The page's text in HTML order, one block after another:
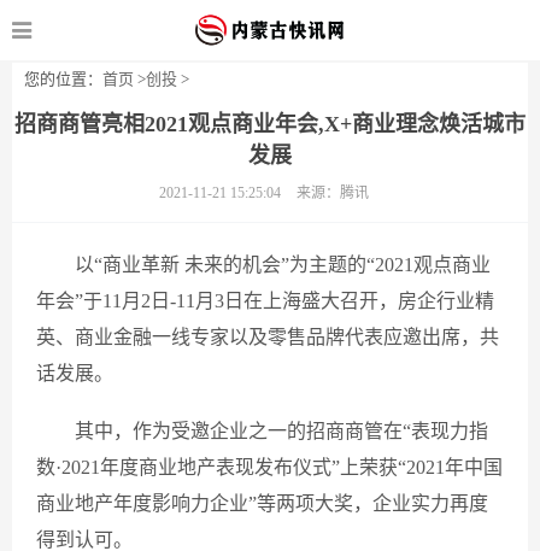
您的位置： 首页 >创投 >
招商商管亮相2021观点商业年会,X+商业理念焕活城市
发展
2021-11-21 15:25:04 来源：腾讯
以“商业革新 未来的机会”为主题的“2021观点商业
年会”于11月2日-11月3日在上海盛大召开，房企行业精
英、商业金融一线专家以及零售品牌代表应邀出席，共
话发展。
其中，作为受邀企业之一的招商商管在“表现力指
数·2021年度商业地产表现发布仪式”上荣获“2021年中国
商业地产年度影响力企业”等两项大奖，企业实力再度
得到认可。